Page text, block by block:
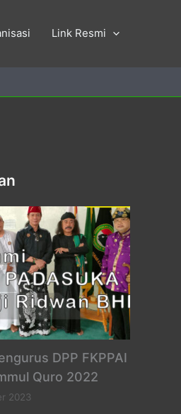
Link Resmi
DPP FKPPAI
Quro 2022
2023